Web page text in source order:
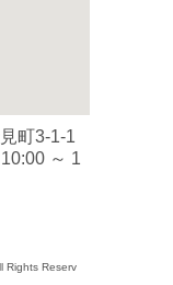
町3-1-1
～ 1
Rights Reserv